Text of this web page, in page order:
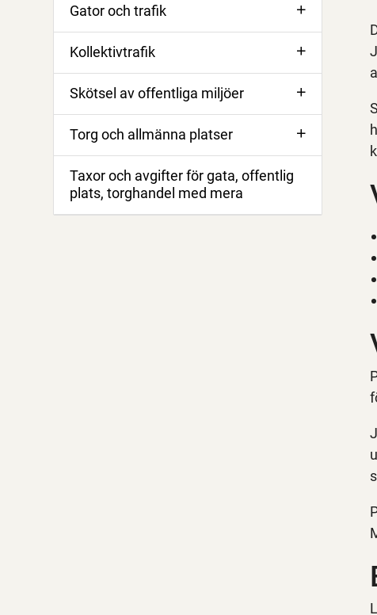
Gator och trafik
Kollektivtrafik
Skötsel av offentliga miljöer
Torg och allmänna platser
Taxor och avgifter för gata, offentlig
plats, torghandel med mera